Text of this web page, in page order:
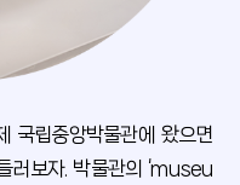
국립중앙박물관에 왔으면
러보자. 박물관의 ‘museu